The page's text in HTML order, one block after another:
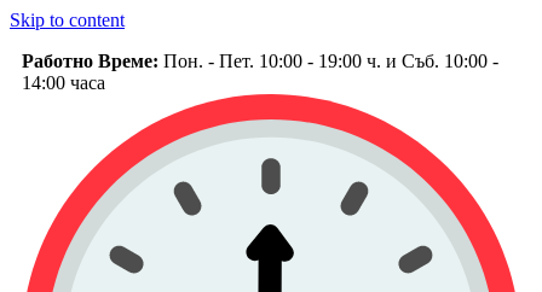
Skip to content
Работно Време: Пон. - Пет. 10:00 - 19:00 ч. и Съб. 10:00 -
14:00 часа